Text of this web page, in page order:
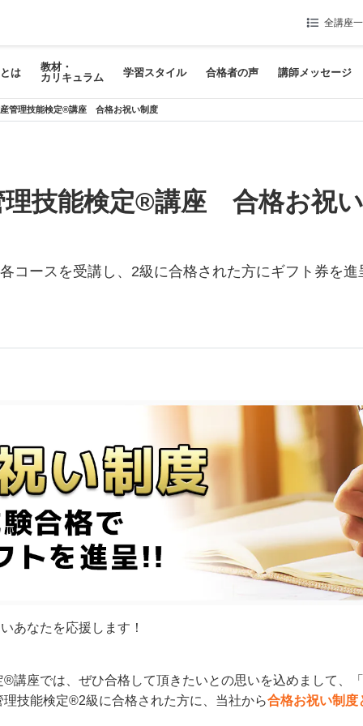
全講座
は
教材・
カリキュラム
学習スタイル 合格者の声 講師メッセージ
管理技能検定®講座 合格お祝い制度
理技能検定®講座 合格お祝
コースを受講し、2級に合格された方にギフト券を進
あなたを応援します！
講座では、 ぜひ合格して頂きたいとの思いを込めまして、
技能検定®2級に合格された方に、当社から合格お祝い制度